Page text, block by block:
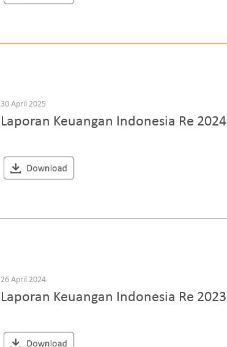
30 April 2025
Laporan Keuangan Indonesia Re 2024
26 April 2024
Laporan Keuangan Indonesia Re 2023